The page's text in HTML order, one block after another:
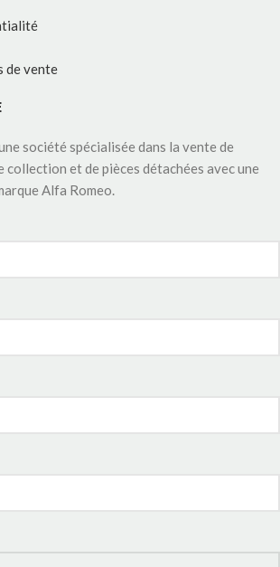
de vente
société spécialisée dans la vente de
et de pièces détachées avec une
Alfa Romeo.